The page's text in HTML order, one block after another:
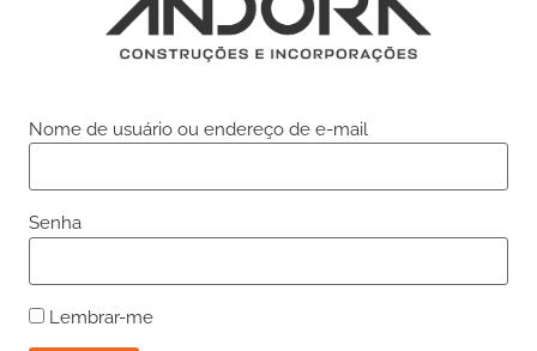
Nome de usuário ou endereço de e-mail
Senha
Lembrar-me